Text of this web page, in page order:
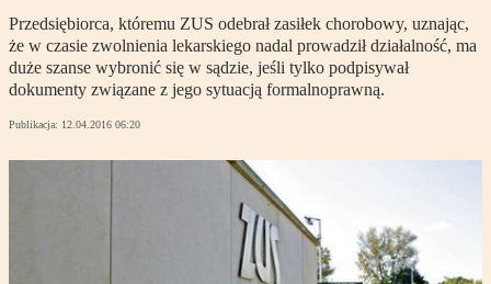
Przedsiębiorca, któremu ZUS odebrał zasiłek chorobowy, uznając,
że w czasie zwolnienia lekarskiego nadal prowadził działalność, ma
duże szanse wybronić się w sądzie, jeśli tylko podpisywał
dokumenty związane z jego sytuacją formalnoprawną.
Publikacja: 12.04.2016 06:20